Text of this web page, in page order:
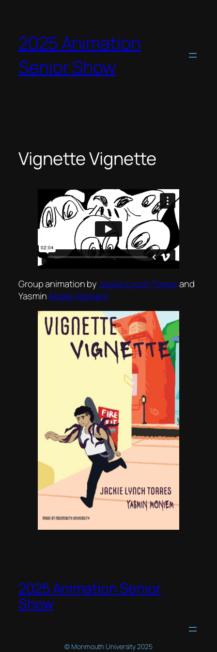
2025 Animation
Senior Show
Vignette Vignette
Group animation byJackie Lynch Torresand
YasminAbdel-Moniem
2025 Animation Senior
Show
© Monmouth University 2025